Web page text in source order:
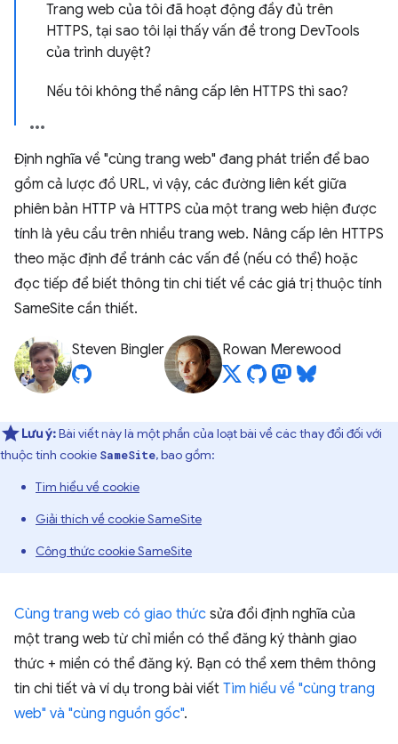
Trang web của tôi đã hoạt động đầy đủ trên
HTTPS, tại sao tôi lại thấy vấn đề trong DevTools
của trình duyệt?
Nếu tôi không thể nâng cấp lên HTTPS thì sao?
Định nghĩa về "cùng trang web" đang phát triển để bao
gồm cả lược đồ URL, vì vậy, các đường liên kết giữa
phiên bản HTTP và HTTPS của một trang web hiện được
tính là yêu cầu trên nhiều trang web. Nâng cấp lên HTTPS
theo mặc định để tránh các vấn đề (nếu có thể) hoặc
đọc tiếp để biết thông tin chi tiết về các giá trị thuộc tính
SameSite cần thiết.
Steven Bingler Rowan Merewood
Lưu ý:Bài viết này là một phần của loạt bài về các thay đổi đối với
thuộc tính cookie SameSite, bao gồm:
Tìm hiểu về cookie
Giải thích về cookie SameSite
Công thức cookie SameSite
Cùng trang web có giao thức sửa đổi định nghĩa của
một trang web từ chỉ miền có thể đăng ký thành giao
thức + miền có thể đăng ký. Bạn có thể xem thêm thông
tin chi tiết và ví dụ trong bài viết Tìm hiểu về "cùng trang
web" và "cùng nguồn gốc".